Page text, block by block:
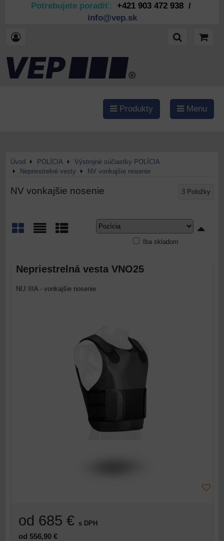
Potrebujete poradiť: +421 903 472 938 /
info@vep.sk
Produkty Menu
Úvod POLÍCIA
Výstrojné súčiastky POLÍCIA
Nepriestrelné vesty
NV vonkajšie nosenie
NV vonkajšie nosenie 3 Položky
Iba skladom
Nepriestrelná vesta VNO25
NIJ IIIA - vonkajšie nosenie
od 685 € s DPH
od 556,90 €